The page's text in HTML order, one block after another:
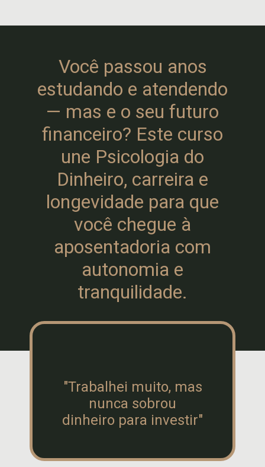
Você passou anos
estudando e atendendo
— mas e o seu futuro
financeiro? Este curso
une Psicologia do
Dinheiro, carreira e
longevidade para que
você chegue à
aposentadoria com
autonomia e
tranquilidade.
"Trabalhei muito, mas
nunca sobrou
dinheiro para investir"